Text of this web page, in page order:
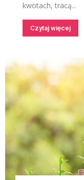
kwotach, tracą...
Czytaj więcej